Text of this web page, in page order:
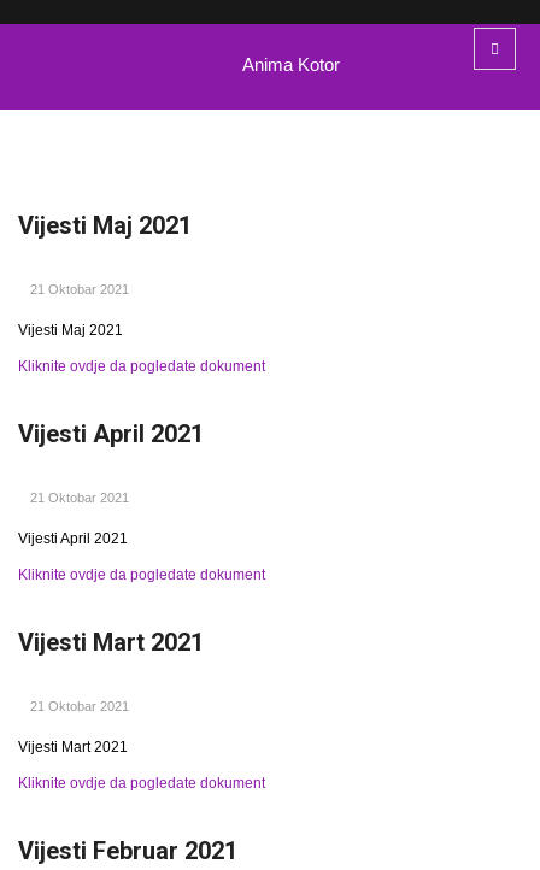
Anima Kotor
Vijesti Maj 2021
21 Oktobar 2021
Vijesti Maj 2021
Kliknite ovdje da pogledate dokument
Vijesti April 2021
21 Oktobar 2021
Vijesti April 2021
Kliknite ovdje da pogledate dokument
Vijesti Mart 2021
21 Oktobar 2021
Vijesti Mart 2021
Kliknite ovdje da pogledate dokument
Vijesti Februar 2021